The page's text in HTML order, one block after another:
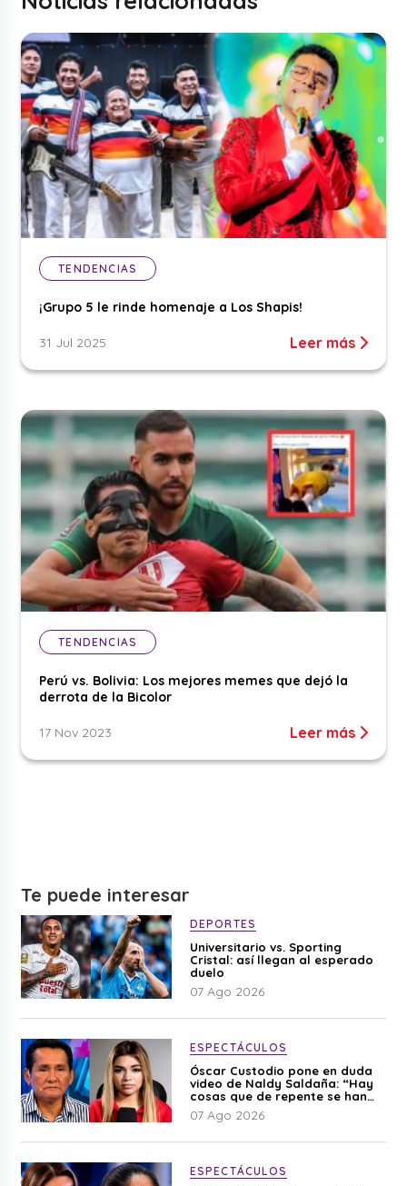
TENDENCIAS
¡Grupo 5 le rinde homenaje a Los Shapis!
31 Jul 2025 Leer más
TENDENCIAS
Perú vs. Bolivia: Los mejores memes que dejó la
derrota de la Bicolor
17 Nov 2023 Leer más
Te puede interesar
DEPORTES
Universitario vs. Sporting
Cristal: así llegan al esperado
duelo
07 Ago 2026
ESPECTÁCULOS
Óscar Custodio pone en duda
video de Naldy Saldaña: “Hay
cosas que de repente se han
editado”
07 Ago 2026
ESPECTÁCULOS